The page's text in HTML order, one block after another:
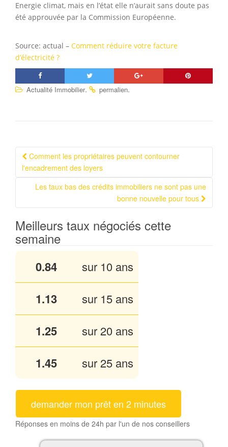
Energie climat, mais en l’état elle n’aurait sans doute pas
été approuvée par la Commission Européenne.
Source: actual – Comment réduire votre facture
d’électricité ?
Actualité Immobilier. permalien.
Navigation Article
Comment les propriétaires peuvent contourner
l'encadrement des loyers
Les taux bas des crédits immobiliers ne sont pas une
bonne nouvelle pour tous
Meilleurs taux négociés cette
semaine
0.84 sur 10 ans
1.13 sur 15 ans
1.25 sur 20 ans
1.45 sur 25 ans
demander mon prêt en 2 minutes
Réponses en moins de 24h par l'un de nos conseillers